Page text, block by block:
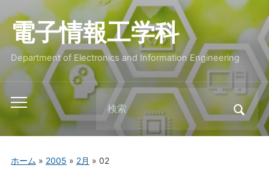
電子情報工学科
Department of Electronics and Information Engineering
Toggle
mobile
menu
Search
for:
ホーム » 2005 » 2月 » 02